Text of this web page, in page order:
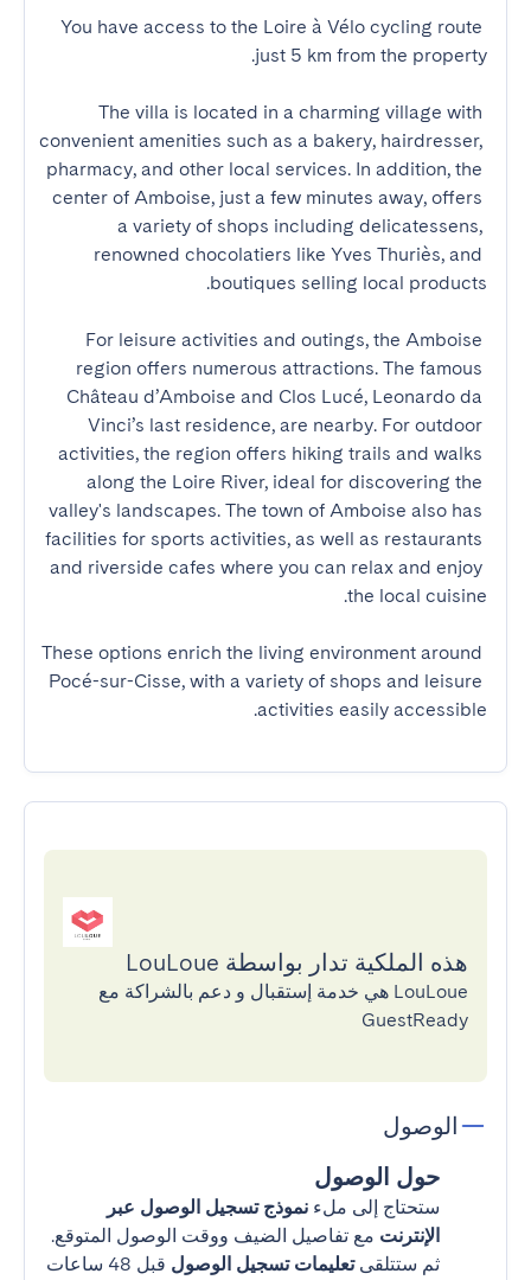
You have access to the Loire à Vélo cycling route
The villa is located in a charming village with
convenient amenities such as a bakery, hairdresser,
pharmacy, and other local services. In addition, the
center of Amboise, just a few minutes away, offers
a variety of shops including delicatessens,
renowned chocolatiers like Yves Thuriès, and
For leisure activities and outings, the Amboise
region offers numerous attractions. The famous
Château d’Amboise and Clos Lucé, Leonardo da
Vinci’s last residence, are nearby. For outdoor
activities, the region offers hiking trails and walks
along the Loire River, ideal for discovering the
valley's landscapes. The town of Amboise also has
facilities for sports activities, as well as restaurants
and riverside cafes where you can relax and enjoy
These options enrich the living environment around
Pocé-sur-Cisse, with a variety of shops and leisure
activities easily accessible.
هذه الملكية تدار بواسطة LouLoue
LouLoue هي خدمة إستقبال و دعم بالشراكة مع
GuestReady
الوصول
حول الوصول
ستحتاج إلى ملء نموذج تسجيل الوصول عبر
الإنترنت مع تفاصيل الضيف ووقت الوصول المتوقع.
ثم ستتلقىتعليمات تسجيل الوصول
قبل 48 ساعات